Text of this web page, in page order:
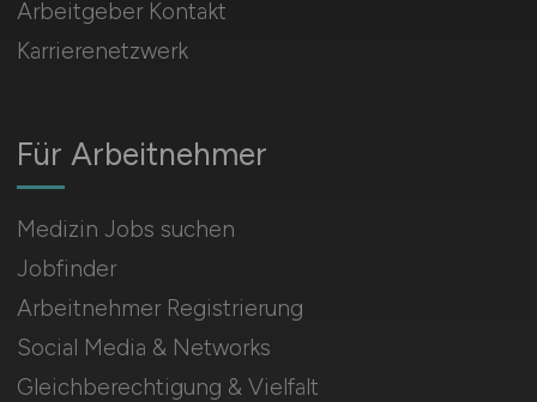
Für Arbeitnehmer
Medizin Jobs suchen
Jobfinder
Arbeitnehmer Registrierung
Social Media & Networks
Gleichberechtigung & Vielfalt
Arbeitgeber Kontakt
Karrierenetzwerk